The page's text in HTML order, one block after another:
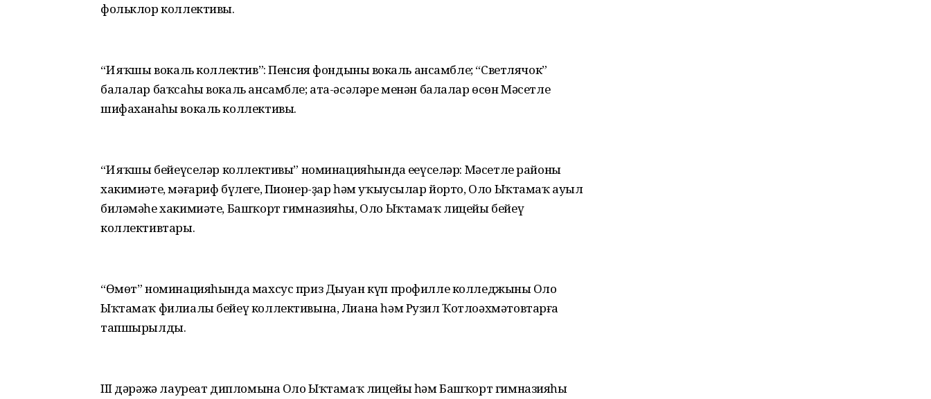
фольклор коллективы.
“Иң яҡшы вокаль коллектив”: Пенсия фондының вокаль ансамбле; “Светлячок”
балалар баҡсаһы вокаль ансамбле; ата-әсәләре менән балалар өсөн Мәсетле
шифаханаһы вокаль коллективы.
“Иң яҡшы бейеүселәр коллективы” номинацияһында еңеүселәр: Мәсетле районы
хакимиәте, мәғариф бүлеге, Пионер-ҙар һәм уҡыусылар йорто, Оло Ыҡтамаҡ ауыл
биләмәһе хакимиәте, Башҡорт гимназияһы, Оло Ыҡтамаҡ лицейы бейеү
коллективтары.
“Өмөт” номинацияһында махсус приз Дыуан күп профилле колледжының Оло
Ыҡтамаҡ филиалы бейеү коллективына, Лиана һәм Рузил Ҡотлоәхмәтовтарға
тапшырылды.
III дәрәжә лауреат дипломына Оло Ыҡтамаҡ лицейы һәм Башҡорт гимназияһы